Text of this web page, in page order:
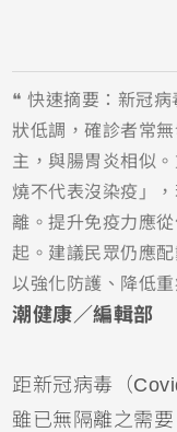
❝ 快速摘要：新冠
狀低調，確診者常
主，與腸胃炎相似
燒不代表沒染疫」
離。提升免疫力應
起。建議民眾仍應
以強化防護、降低
潮健康／編輯部
距新冠病毒（
雖已無隔離之需